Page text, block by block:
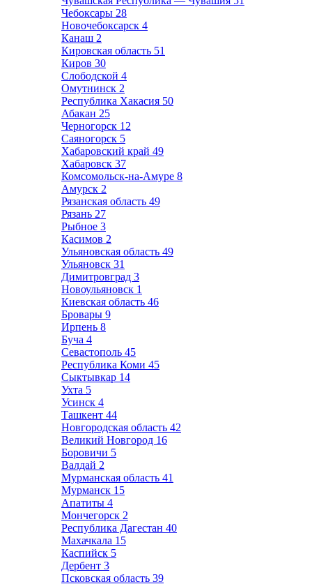
Чебоксары 28
Новочебоксарск 4
Канаш 2
Кировская область 51
Киров 30
Слободской 4
Омутнинск 2
Республика Хакасия 50
Абакан 25
Черногорск 12
Саяногорск 5
Хабаровский край 49
Хабаровск 37
Комсомольск-на-Амуре 8
Амурск 2
Рязанская область 49
Рязань 27
Рыбное 3
Касимов 2
Ульяновская область 49
Ульяновск 31
Димитровград 3
Новоульяновск 1
Киевская область 46
Бровары 9
Ирпень 8
Буча 4
Севастополь 45
Республика Коми 45
Сыктывкар 14
Ухта 5
Усинск 4
Ташкент 44
Новгородская область 42
Великий Новгород 16
Боровичи 5
Валдай 2
Мурманская область 41
Мурманск 15
Апатиты 4
Мончегорск 2
Республика Дагестан 40
Махачкала 15
Каспийск 5
Дербент 3
Псковская область 39